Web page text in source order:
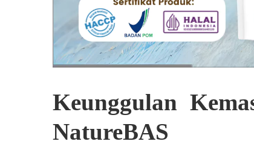
Keunggulan
NatureBAS